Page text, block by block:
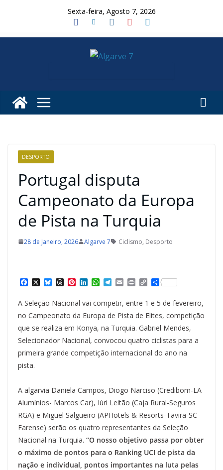
Sexta-feira, Agosto 7, 2026
DESPORTO
Portugal disputa
Campeonato da Europa
de Pista na Turquia
28 de Janeiro, 2026 Algarve 7 Ciclismo, Desporto
a
e
b
o
o
k
X B
u
e
s
k
y
T
h
r
e
a
d
s
P
n
t
e
r
e
s
t
L
n
k
e
d
I
n
W
h
t
s
A
p
p
T
e
e
g
r
a
m
E
m
l
P
n
t
C
o
y
L
i
n
k
S
h
a
r
e
A Seleção Nacional vai competir, entre 1 e 5 de fevereiro,
no Campeonato da Europa de Pista de Elites, competição
que se realiza em Konya, na Turquia. Gabriel Mendes,
Selecionador Nacional, convocou quatro ciclistas para a
primeira grande competição internacional do ano na
pista.
A algarvia Daniela Campos, Diogo Narciso (Credibom-LA
Alumínios- Marcos Car), Iúri Leitão (Caja Rural-Seguros
RGA) e Miguel Salgueiro (APHotels & Resorts-Tavira-SC
Farense) serão os quatro representantes da Seleção
Nacional na Turquia. “O nosso objetivo passa por obter
o máximo de pontos para o Ranking UCI de pista da
nação e individual, pontos importantes na luta pelas